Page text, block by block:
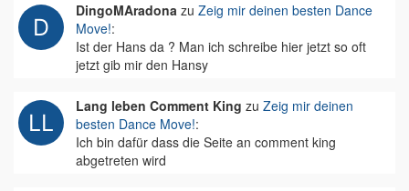
DingoMAradona zu Zeig mir deinen besten Dance
Move!:
Ist der Hans da ? Man ich schreibe hier jetzt so oft
jetzt gib mir den Hansy
Lang leben Comment King zu Zeig mir deinen
besten Dance Move!:
Ich bin dafür dass die Seite an comment king
abgetreten wird